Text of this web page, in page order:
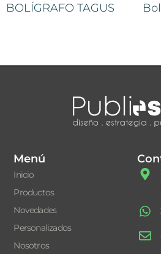
BOLÍGRAFO TAGUS
Menú
Inicio
Productos
Novedades
Personalizados
Nosotros